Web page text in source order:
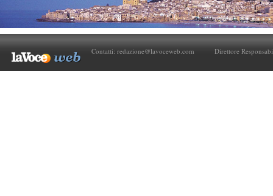
Contatti: redazione@lavoceweb.com Direttore